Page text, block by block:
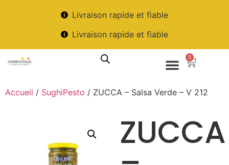
Livraison rapide et fiable
Livraison rapide et fiable
0
Accueil / SughiPesto / ZUCCA – Salsa Verde – V 212
ZUCCA